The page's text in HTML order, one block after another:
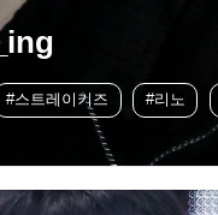
#스트레이키즈 #리노